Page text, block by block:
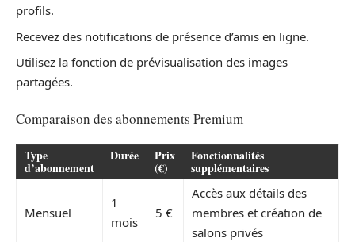
profils.
Recevez des notifications de présence d’amis en ligne.
Utilisez la fonction de prévisualisation des images
partagées.
Comparaison des abonnements Premium
Type
d’abonnement
Durée Prix
(€)
Fonctionnalités
supplémentaires
Mensuel
1
mois
5 €
Accès aux détails des
membres et création de
salons privés